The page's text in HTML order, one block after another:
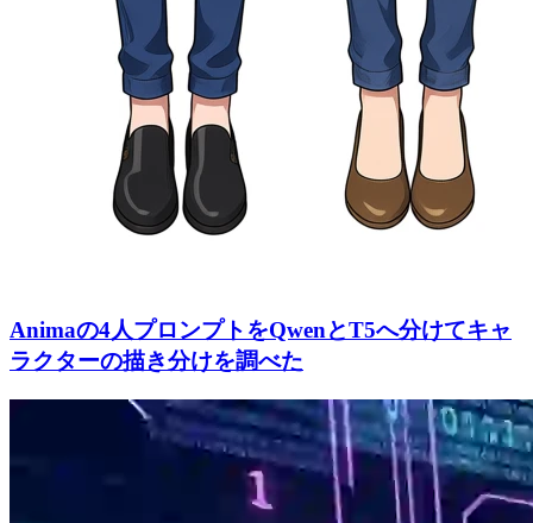
Animaの4人プロンプトをQwenとT5へ分けてキャ
ラクターの描き分けを調べた